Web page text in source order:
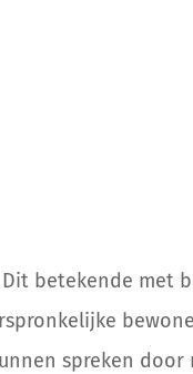
betekende met
spreken door